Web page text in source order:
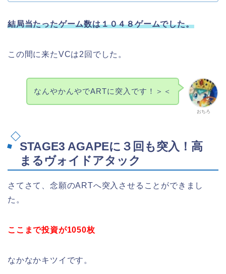
結局当たったゲーム数は１０４８ゲームでした。
この間に来たVCは2回でした。
おちろ
なんやかんやでARTに突入です！＞＜
STAGE3 AGAPEに３回も突入！高
まるヴォイドアタック
さてさて、念願のARTへ突入させることができまし
た。
ここまで投資が1050枚
なかなかキツイです。